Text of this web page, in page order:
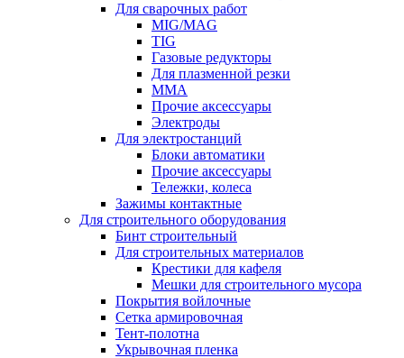
Для сварочных работ
MIG/MAG
TIG
Газовые редукторы
Для плазменной резки
ММА
Прочие аксессуары
Электроды
Для электростанций
Блоки автоматики
Прочие аксессуары
Тележки, колеса
Зажимы контактные
Для строительного оборудования
Бинт строительный
Для строительных материалов
Крестики для кафеля
Мешки для строительного мусора
Покрытия войлочные
Сетка армировочная
Тент-полотна
Укрывочная пленка